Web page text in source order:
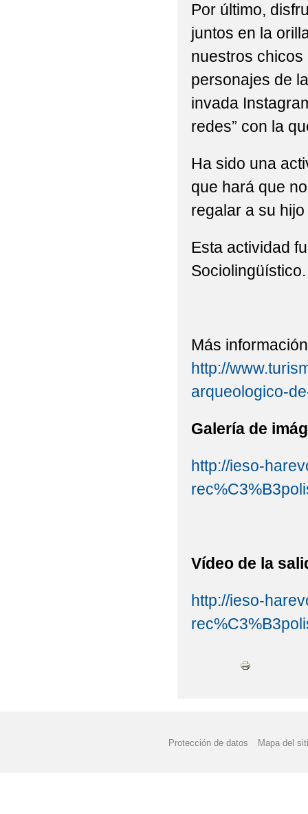
Por último,
juntos en la
nuestros
personajes de
invada
redes” con la
Ha sido una
que hará que
regalar a su
Esta actividad
Sociolingüístico.
Más
http://
arqueologico-
Galería de
http://ieso-
Vídeo de la
http://ieso-
Protección de datos Mapa del